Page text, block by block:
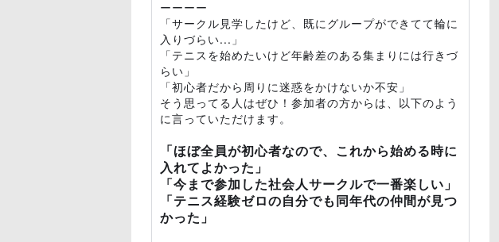
ーーーー
「サークル見学したけど、既にグループができてて輪に
入りづらい...」
「テニスを始めたいけど年齢差のある集まりには行きづ
らい」
「初心者だから周りに迷惑をかけないか不安」
そう思ってる人はぜひ！参加者の方からは、以下のよう
に言っていただけます。
「ほぼ全員が初心者なので、これから始める時に
入れてよかった」
「今まで参加した社会人サークルで一番楽しい」
「テニス経験ゼロの自分でも同年代の仲間が見つ
かった」